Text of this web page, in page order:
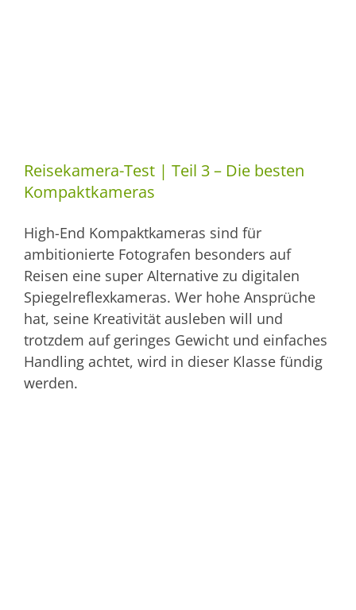
Reisekamera-Test | Teil 3 – Die besten
Kompaktkameras
High-End Kompaktkameras sind für
ambitionierte Fotografen besonders auf
Reisen eine super Alternative zu digitalen
Spiegelreflexkameras. Wer hohe Ansprüche
hat, seine Kreativität ausleben will und
trotzdem auf geringes Gewicht und einfaches
Handling achtet, wird in dieser Klasse fündig
werden.